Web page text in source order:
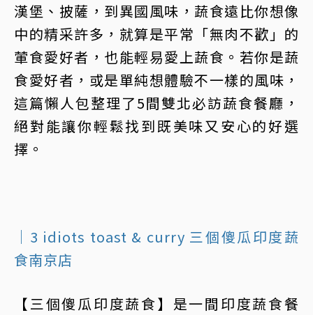
漢堡、披薩，到異國風味，蔬食遠比你想像
中的精采許多，就算是平常「無肉不歡」的
葷食愛好者，也能輕易愛上蔬食。若你是蔬
食愛好者，或是單純想體驗不一樣的風味，
這篇懶人包整理了5間雙北必訪蔬食餐廳，
絕對能讓你輕鬆找到既美味又安心的好選
擇。
｜3 idiots toast & curry 三個傻瓜印度蔬
食南京店
【三個傻瓜印度蔬食】是一間印度蔬食餐